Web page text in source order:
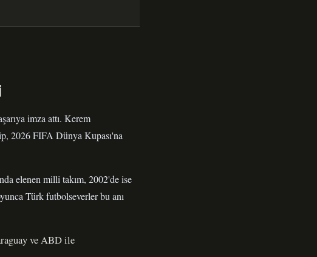
imza attı. Kerem
2026 FIFA Dünya Kupası'na
elenen milli takım, 2002'de ise
Türk futbolseverler bu anı
ve ABD ile